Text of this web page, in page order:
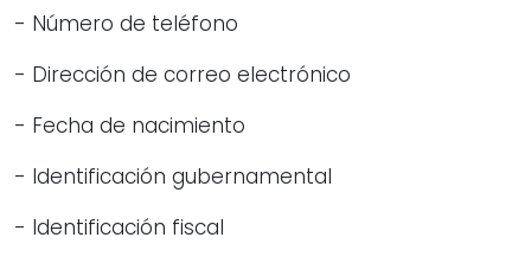
- Número de teléfono
- Dirección de correo electrónico
- Fecha de nacimiento
- Identificación gubernamental
- Identificación fiscal